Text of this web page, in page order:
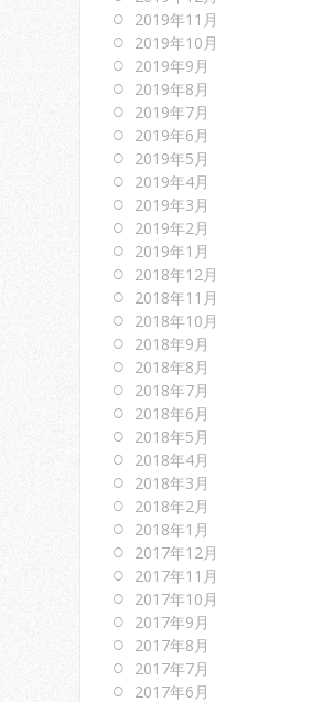
2019年11月
2019年10月
2019年9月
2019年8月
2019年7月
2019年6月
2019年5月
2019年4月
2019年3月
2019年2月
2019年1月
2018年12月
2018年11月
2018年10月
2018年9月
2018年8月
2018年7月
2018年6月
2018年5月
2018年4月
2018年3月
2018年2月
2018年1月
2017年12月
2017年11月
2017年10月
2017年9月
2017年8月
2017年7月
2017年6月